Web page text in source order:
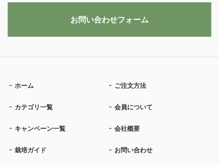
ホーム ご注文方法
カテゴリ一覧 会員について
キャンペーン一覧 会社概要
栽培ガイド お問い合わせ
お問い合わせフォーム